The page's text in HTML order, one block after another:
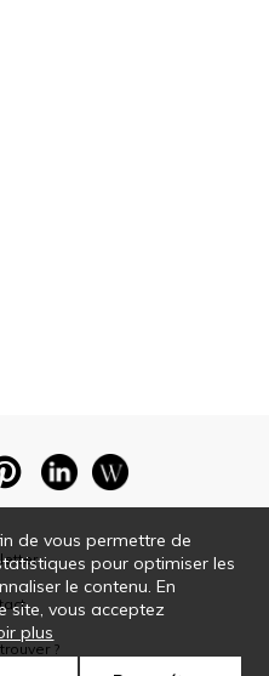
?
de vous permettre de
pour optimiser les
le contenu. En
site, vous acceptez
plus